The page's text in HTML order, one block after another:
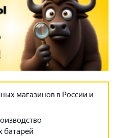
магазинов в России и
батарей